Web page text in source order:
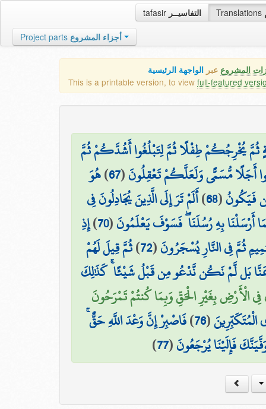
tafasir التفاسيــر Translations
Project parts أجزاء المشروع
المشروع عبر الواجهة الرئيسية
This is a printable version, to view full-featured
يُخْرِجُكُمْ طِفْلًا ثُمَّ لِتَبْلُغُوا أَشُدَّكُمْ ثُمَّ
أَجَلًا مُّسَمًّى وَلَعَلَّكُمْ تَعْقِلُونَ(
67
)هُوَ
فَيَكُونُ(
68
)أَلَمْ تَرَ إِلَى الَّذِينَ يُجَادِلُونَ فِي
أَرْسَلْنَا بِهِ رُسُلَنَا ۖ فَسَوْفَ يَعْلَمُونَ(
70
)إِذِ
ثُمَّ فِي النَّارِ يُسْجَرُونَ(
72
)ثُمَّ قِيلَ لَهُمْ
عَنَّا بَل لَّمْ نَكُن نَّدْعُو مِن قَبْلُ شَيْئًا ۚ كَذَٰلِكَ
الْأَرْضِ بِغَيْرِ الْحَقِّ وَبِمَا كُنتُمْ تَمْرَحُونَ
(
76
)فَاصْبِرْ إِنَّ وَعْدَ اللَّهِ حَقٌّ ۚ
فَإِلَيْنَا يُرْجَعُونَ(
77
)